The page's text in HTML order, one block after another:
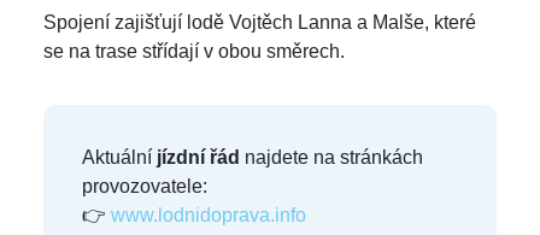
Spojení zajišťují lodě Vojtěch Lanna a Malše, které
se na trase střídají v obou směrech.
Aktuální jízdní řád najdete na stránkách
provozovatele:
👉 www.lodnidoprava.info